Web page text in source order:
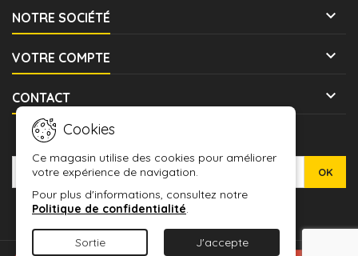
NOTRE SOCIÉTÉ 
VOTRE COMPTE 
CONTACT 
Cookies
Ce magasin utilise des cookies pour améliorer
votre expérience de navigation.
Pour plus d'informations, consultez notre
Politique de confidentialité.
Sortie J'accepte
LETTRE D'INFORMATIONS